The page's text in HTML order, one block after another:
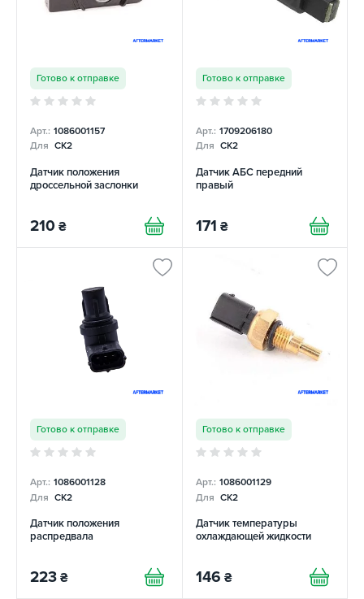
Готово к отправке
Арт.: 1086001157
Для CK2
Датчик положения
дроссельной заслонки
210 ₴
Готово к отправке
Арт.: 1709206180
Для CK2
Датчик АБС передний
правый
171 ₴
Готово к отправке
Арт.: 1086001128
Для CK2
Датчик положения
распредвала
223 ₴
Готово к отправке
Арт.: 1086001129
Для CK2
Датчик температуры
охлаждающей жидкости
146 ₴